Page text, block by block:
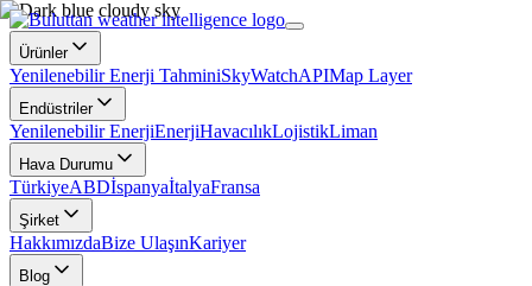
Ürünler
Yenilenebilir Enerji TahminiSkyWatchAPIMap Layer
Endüstriler
Yenilenebilir EnerjiEnerjiHavacılıkLojistikLiman
Hava Durumu
TürkiyeABDİspanyaİtalyaFransa
Şirket
HakkımızdaBize UlaşınKariyer
Blog